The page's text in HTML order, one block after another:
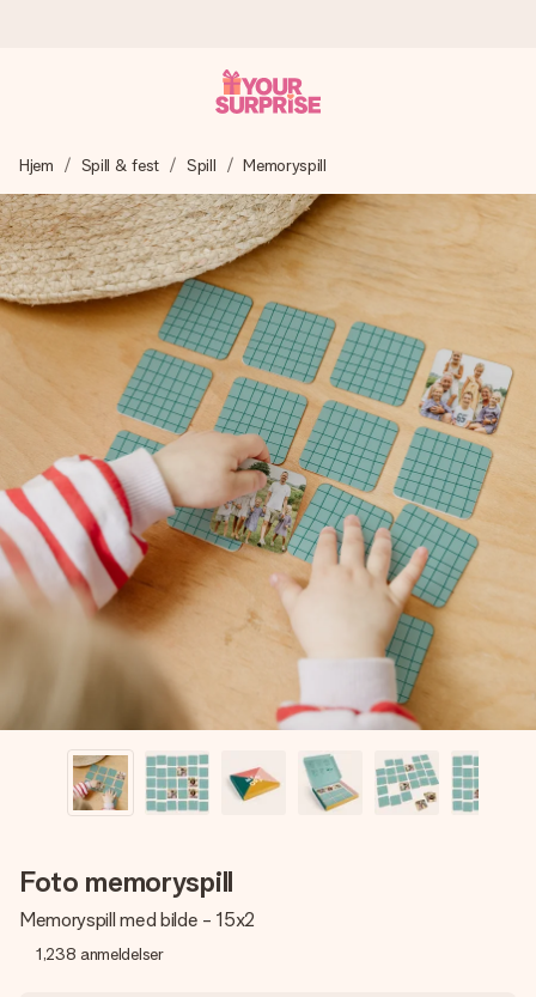
Vi lager dine gaver med omtanke og sender den avgårde så
raskt som mulig - slik at du kan gi gaven i tide, når den betyr
aller mest.
4,5 (basert på +15 000 anmeldelser)
Gavene våre inspirerer. Kundene gir oss 4,5 på Google
Gratis kort med hilsen
Lag noe unikt med bare noen få steg - med hennes navn,
et bilde av dere eller en beskjed som virkelig berører
hjertet. Ikke noe tull, bare masse kjærlighet i øyeblikket.
Hjem Spill & fest Spill Memoryspill
Foto memoryspill
Memoryspill med bilde - 15x2
1,238 anmeldelser